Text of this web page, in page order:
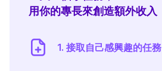
用你的專長來創造額外收入
1. 接取自己感興趣的任務